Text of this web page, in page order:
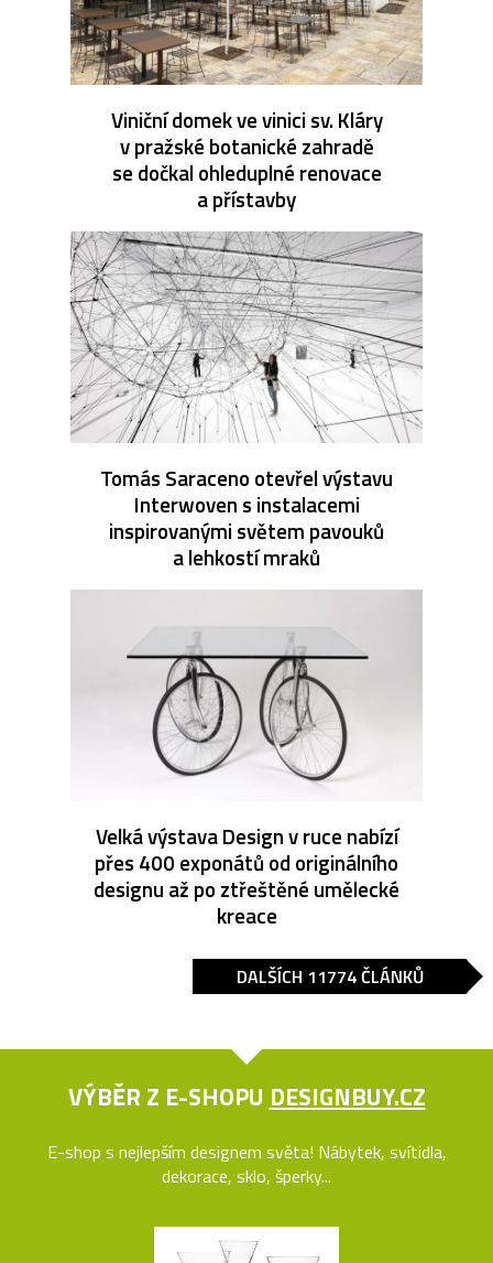
Viniční domek ve vinici sv. Kláry
v pražské botanické zahradě
se dočkal ohleduplné renovace
a přístavby
Tomás Saraceno otevřel výstavu
Interwoven s instalacemi
inspirovanými světem pavouků
a lehkostí mraků
Velká výstava Design v ruce nabízí
přes 400 exponátů od originálního
designu až po ztřeštěné umělecké
kreace
DALŠÍCH 11774 ČLÁNKŮ
VÝBĚR Z E-SHOPU DESIGNBUY.CZ
E-shop s nejlepším designem světa! Nábytek, svítidla,
dekorace, sklo, šperky...